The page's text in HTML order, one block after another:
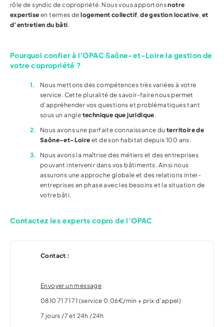
rôle de syndic de copropriété. Nous vous apportonsnotre
expertise en termes delogement collectif,de gestion locative, et
d’entretien du bâti.
Pourquoi confier à l’OPAC Saône-et-Loire la gestion de
votre copropriété ?
Nous mettons des compétences très variées à votre
service. Cette pluralité de savoir-faire nous permet
d’appréhender vos questions et problématiques tant
sous un angle technique que juridique.
Nous avons une parfaite connaissance du territoire de
Saône-et-Loire et de son habitat depuis 100 ans.
Nous avons la maîtrise des métiers et des entreprises
pouvant intervenir dans vos bâtiments. Ainsi nous
assurons une approche globale et des relations inter-
entreprises en phase avec les besoins et la situation de
votre bâti.
Contactez les experts copro de l’OPAC
Contact :
Envoyer un message
0810 71 71 71 (service 0,06€/min + prix d'appel)
7 jours /7 et 24h /24h